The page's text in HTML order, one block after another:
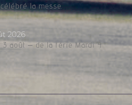
la messe.
2026
3 août – de la férie Mardi 4